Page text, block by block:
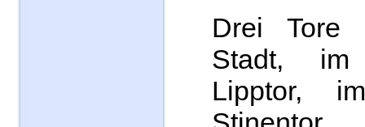
Drei Tore
Stadt,
Lipptor,